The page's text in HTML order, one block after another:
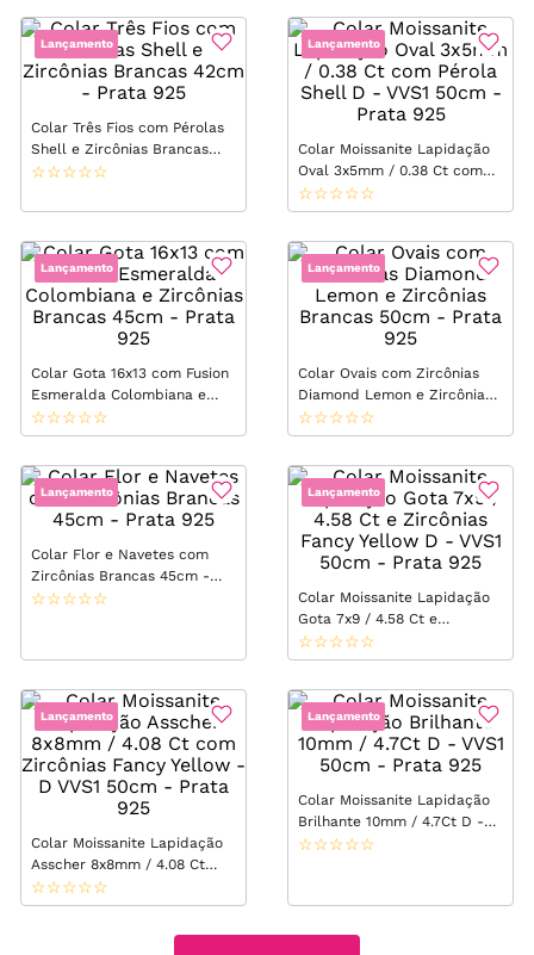
Lançamento
Colar Três Fios com Pérolas
Shell e Zircônias Brancas
42cm - Prata 925
☆☆☆☆☆
Lançamento
Colar Moissanite Lapidação
Oval 3x5mm / 0.38 Ct com
Pérola Shell D - VVS1 50cm
- Prata 925
☆☆☆☆☆
Lançamento
Colar Gota 16x13 com Fusion
Esmeralda Colombiana e
Zircônias Brancas 45cm -
Prata 925
☆☆☆☆☆
Lançamento
Colar Ovais com Zircônias
Diamond Lemon e Zircônias
Brancas 50cm - Prata 925
☆☆☆☆☆
Lançamento
Colar Flor e Navetes com
Zircônias Brancas 45cm -
Prata 925
☆☆☆☆☆
Lançamento
Colar Moissanite Lapidação
Gota 7x9 / 4.58 Ct e
Zircônias Fancy Yellow D -
VVS1 50cm - Prata 925
☆☆☆☆☆
Lançamento
Colar Moissanite Lapidação
Asscher 8x8mm / 4.08 Ct
com Zircônias Fancy Yellow -
D VVS1 50cm - Prata 925
☆☆☆☆☆
Lançamento
Colar Moissanite Lapidação
Brilhante 10mm / 4.7Ct D -
VVS1 50cm - Prata 925
☆☆☆☆☆